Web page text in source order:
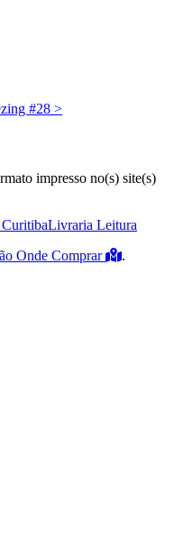
#28 >
impresso no(s) site(s)
Livraria Leitura
Onde Comprar .